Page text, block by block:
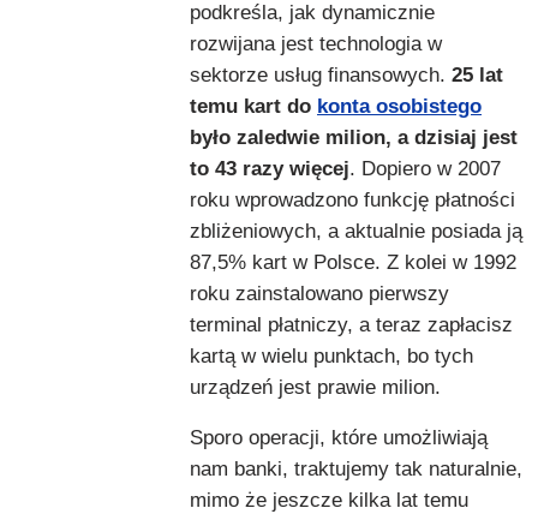
podkreśla, jak dynamicznie
rozwijana jest technologia w
sektorze usług finansowych. 25 lat
temu kart do konta osobistego
było zaledwie milion, a dzisiaj jest
to 43 razy więcej. Dopiero w 2007
roku wprowadzono funkcję płatności
zbliżeniowych, a aktualnie posiada ją
87,5% kart w Polsce. Z kolei w 1992
roku zainstalowano pierwszy
terminal płatniczy, a teraz zapłacisz
kartą w wielu punktach, bo tych
urządzeń jest prawie milion.
Sporo operacji, które umożliwiają
nam banki, traktujemy tak naturalnie,
mimo że jeszcze kilka lat temu